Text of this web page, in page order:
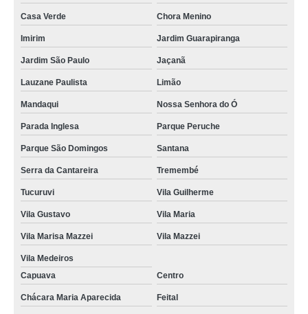
Casa Verde Chora Menino
Imirim Jardim Guarapiranga
Jardim São Paulo Jaçanã
Lauzane Paulista Limão
Mandaqui Nossa Senhora do Ó
Parada Inglesa Parque Peruche
Parque São Domingos Santana
Serra da Cantareira Tremembé
Tucuruvi Vila Guilherme
Vila Gustavo Vila Maria
Vila Marisa Mazzei Vila Mazzei
Vila Medeiros
Capuava
Centro
Chácara Maria Aparecida Feital